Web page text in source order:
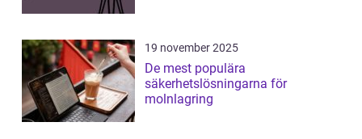
19 november 2025
De mest populära
säkerhetslösningarna för
molnlagring